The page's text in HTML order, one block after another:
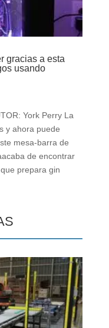
gracias a esta
usando
York Perry La
y ahora puede
mesa-barra de
de encontrar
prepara gin